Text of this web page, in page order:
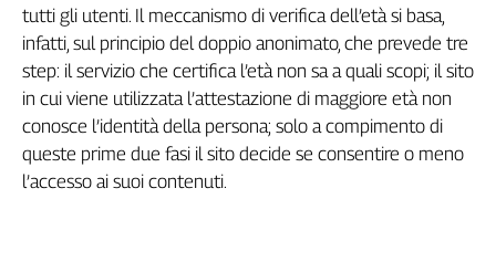
tutti gli utenti. Il meccanismo di verifica dell’età si basa,
infatti, sul principio del doppio anonimato, che prevede tre
step: il servizio che certifica l’età non sa a quali scopi; il sito
in cui viene utilizzata l’attestazione di maggiore età non
conosce l’identità della persona; solo a compimento di
queste prime due fasi il sito decide se consentire o meno
l’accesso ai suoi contenuti.